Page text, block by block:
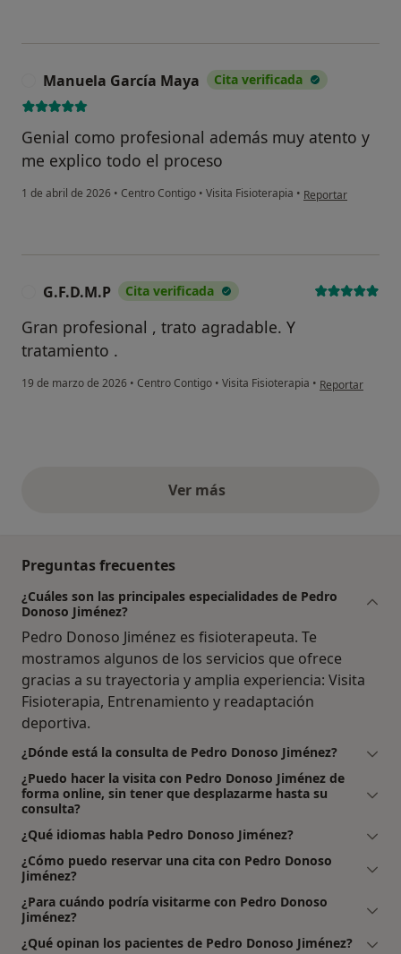
Manuela García Maya Cita verificada
Genial como profesional además muy atento y
me explico todo el proceso
1 de abril de 2026 • Centro Contigo • Visita Fisioterapia • en opinión del
Reportar
G.F.D.M.P Cita verificada
Gran profesional , trato agradable. Y
tratamiento .
19 de marzo de 2026 • Centro Contigo • Visita Fisioterapia • en opinión del
Reportar
Ver másopiniones anteriores
Preguntas frecuentes
¿Cuáles son las principales especialidades de Pedro
Donoso Jiménez?
Pedro Donoso Jiménez es fisioterapeuta. Te
mostramos algunos de los servicios que ofrece
gracias a su trayectoria y amplia experiencia: Visita
Fisioterapia, Entrenamiento y readaptación
deportiva.
¿Dónde está la consulta de Pedro Donoso Jiménez?
¿Puedo hacer la visita con Pedro Donoso Jiménez de
forma online, sin tener que desplazarme hasta su
consulta?
¿Qué idiomas habla Pedro Donoso Jiménez?
¿Cómo puedo reservar una cita con Pedro Donoso
Jiménez?
¿Para cuándo podría visitarme con Pedro Donoso
Jiménez?
¿Qué opinan los pacientes de Pedro Donoso Jiménez?